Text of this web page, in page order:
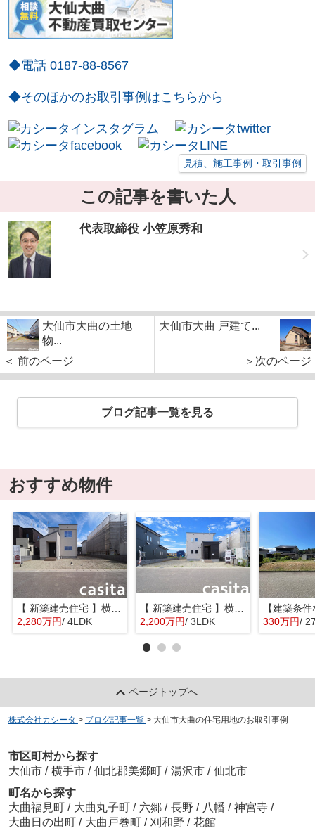
◆電話 0187-88-8567
◆そのほかのお取引事例はこちらから
見積、施工事例・取引事例
この記事を書いた人
代表取締役 小笠原秀和
大仙市大曲の土地
物...
＜ 前のページ
大仙市大曲 戸建て...
＞次のページ
ブログ記事一覧を見る
おすすめ物件
【 新築建売住宅 】横手市八幡字長者町No58 横手北小学校区のオール電化 4LDK
2,280万円/ 4LDK
【 新築建売住宅 】横手市八幡字長者町No50 横手北小学校区のオール電化 3LDK
2,200万円/ 3LDK 330万円/
ページトップへ
株式会社カシータ > ブログ記事一覧 > 大仙市大曲の住宅用地のお取引事例
市区町村から探す
大仙市 / 横手市 / 仙北郡美郷町 / 湯沢市 / 仙北市
町名から探す
大曲福見町 / 大曲丸子町 / 六郷 / 長野 / 八幡 / 神宮寺 /
大曲日の出町 / 大曲戸巻町 / 刈和野 / 花館